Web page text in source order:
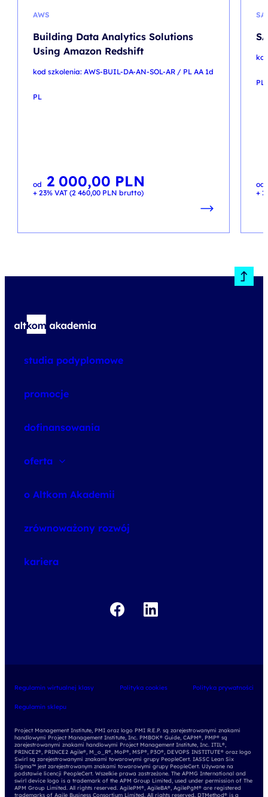
AWS
Building Data Analytics Solutions
Using Amazon Redshift
kod szkolenia: AWS-BUIL-DA-AN-SOL-AR / PL AA 1d
PL
od 2 000,00 PLN
+ 23% VAT (2 460,00 PLN brutto)
PL
od
+
studia podyplomowe
promocje
dofinansowania
oferta
o Altkom Akademii
zrównoważony rozwój
kariera
Regulamin wirtualnej klasy Polityka cookies Polityka prywatności
Regulamin sklepu
Project Management Institute, PMI oraz logo PMI R.E.P. są zarejestrowanymi znakami
handlowymi Project Management Institute, Inc. PMBOK® Guide, CAPM®, PMP® są
zarejestrowanymi znakami handlowymi Project Management Institute, Inc. ITIL®,
PRINCE2®, PRINCE2 Agile®, M_o_R®, MoP®, MSP®, P3O®, DEVOPS INSTITUTE® oraz logo
Swirl są zarejestrowanymi znakami towarowymi grupy PeopleCert. IASSC Lean Six
Sigma™ jest zarejestrowanym znakami towarowymi grupy PeopleCert. Używane na
podstawie licencji PeopleCert. Wszelkie prawa zastrzeżone. The APMG International and
swirl device logo is a trademark of the APM Group Limited, used under permission of The
APM Group Limited. All rights reserved. AgilePM®, AgileBA®, AgilePgM® are registered
trademarks of Agile Business Consortium Limited. All rights reserved. DTMethod® is a